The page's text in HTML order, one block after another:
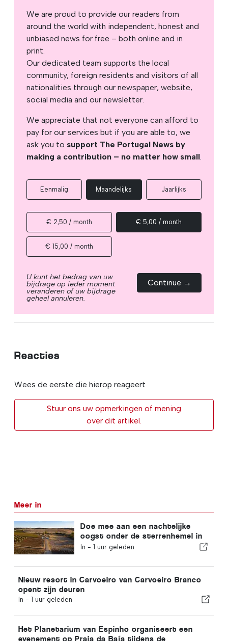
We are proud to provide our readers from
around the world with independent, honest and
unbiased news for free – both online and in
print.
Our dedicated team supports the local
community, foreign residents and visitors of all
nationalities through our newspaper, website,
social media and our newsletter.
We appreciate that not everyone can afford to
pay for our services but if you are able to, we
ask you to support The Portugal News by
making a contribution – no matter how small.
Eenmalig Maandelijks Jaarlijks
€ 2,50 / month € 5,00 / month
€ 15,00 / month
U kunt het bedrag van uw
bijdrage op ieder moment
veranderen of uw bijdrage
geheel annuleren.
Continue →
Reacties
Wees de eerste die hierop reageert
Stuur ons uw opmerkingen of mening
over dit artikel.
Meer in
Doe mee aan een nachtelijke
oogst onder de sterrenhemel in
de Alentejo
In - 1 uur geleden
Nieuw resort in Carvoeiro van Carvoeiro Branco
opent zijn deuren
In - 1 uur geleden
Het Planetarium van Espinho organiseert een
evenement op Praia da Baía tijdens de